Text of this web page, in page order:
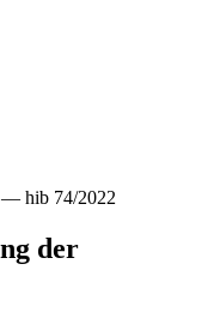
hib 74/2022
der